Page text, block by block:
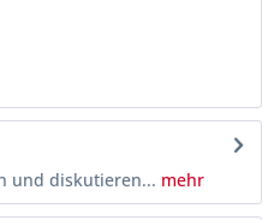
und diskutieren... mehr